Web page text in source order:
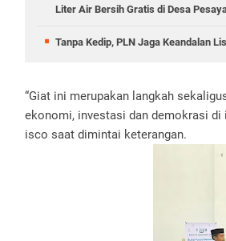
Liter Air Bersih Gratis di Desa
Tanpa Kedip, PLN Jaga Keandalan
“Giat ini merupakan langkah
ekonomi, investasi dan demokrasi di
isco saat dimintai keterangan.